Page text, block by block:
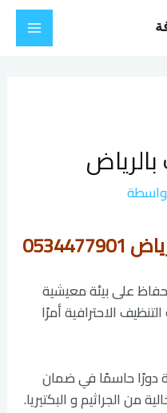
Main
على بيئة معيشية
الاحترافية أمرًا
دورًا حاسمًا في ضمان
من الجراثيم و البكتيريا.